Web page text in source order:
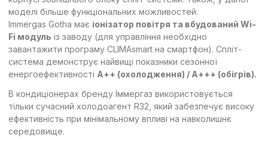
моделі більше функціональних можливостей.
Immergas Gotha має іонізатор повітря та вбудований Wi-
Fi модуль із заводу (для управління необхідно
завантажити програму CLIMAsmart на смартфон). Спліт-
система демонструє найвищі показники сезонної
енергоефективності А++ (охолодження) / А+++ (обігрів).
В кондиціонерах бренду Іммергаз використовується
тільки сучасний холодоагент R32, який забезпечує високу
ефективність при мінімальному впливі на навколишнє
середовище.